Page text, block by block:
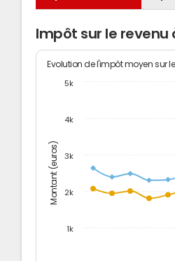
Impôt sur le revenu
Montant (euros)
Evolution de l'impôt moyen sur
1k
2k
3k
4k
5k